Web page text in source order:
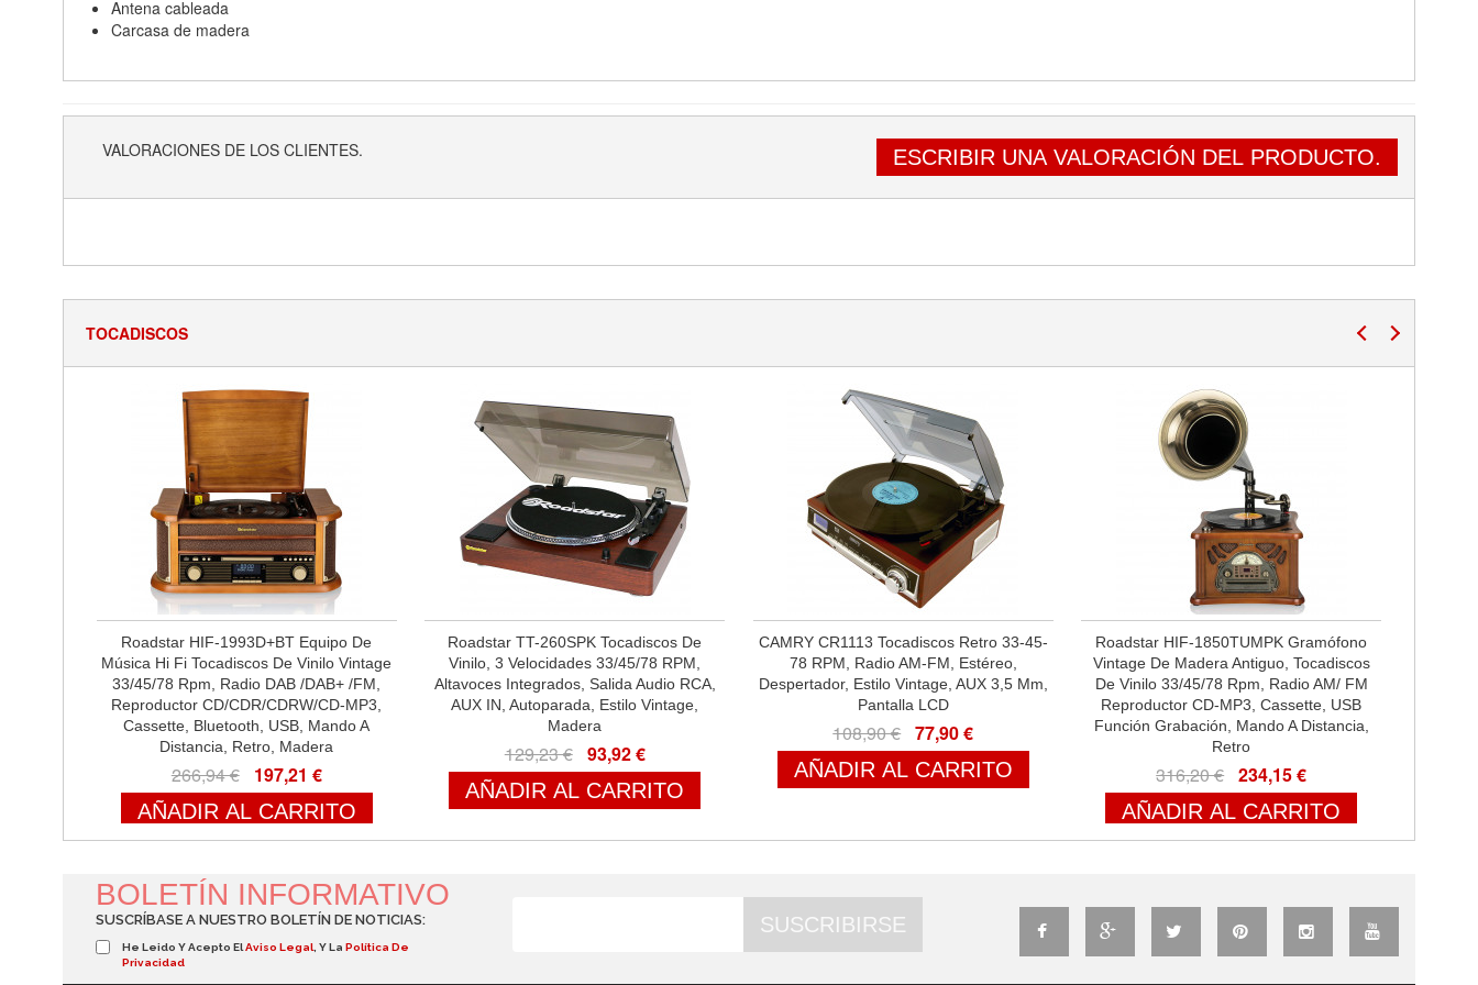
Antena cableada
Carcasa de madera
VALORACIONES DE LOS CLIENTES. ESCRIBIR UNA VALORACIÓN DEL PRODUCTO.
TOCADISCOS
Roadstar HIF-1993D+BT Equipo De
Música Hi Fi Tocadiscos De Vinilo Vintage
33/45/78 Rpm, Radio DAB /DAB+ /FM,
Reproductor CD/CDR/CDRW/CD-MP3,
Cassette, Bluetooth, USB, Mando A
Distancia, Retro, Madera
266,94 € 197,21 €
AÑADIR AL CARRITO
Roadstar TT-260SPK Tocadiscos De
Vinilo, 3 Velocidades 33/45/78 RPM,
Altavoces Integrados, Salida Audio RCA,
AUX IN, Autoparada, Estilo Vintage,
Madera
129,23 € 93,92 €
AÑADIR AL CARRITO
CAMRY CR1113 Tocadiscos Retro 33-45-
78 RPM, Radio AM-FM, Estéreo,
Despertador, Estilo Vintage, AUX 3,5 Mm,
Pantalla LCD
108,90 € 77,90 €
AÑADIR AL CARRITO
Roadstar HIF-1850TUMPK Gramófono
Vintage De Madera Antiguo, Tocadiscos
De Vinilo 33/45/78 Rpm, Radio AM/ FM
Reproductor CD-MP3, Cassette, USB
Función Grabación, Mando A Distancia,
Retro
316,20 € 234,15 €
AÑADIR AL CARRITO
BOLETÍN INFORMATIVO
SUSCRÍBASE A NUESTRO BOLETÍN DE NOTICIAS:
He Leido Y Acepto ElAviso Legal , Y La Política De
Privacidad
SUSCRIBIRSE